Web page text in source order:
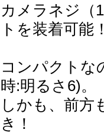
カメラネジ（
トを装着可能
コンパクトな
時:明るさ6)。
しかも、前方
き！